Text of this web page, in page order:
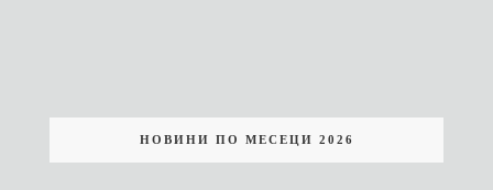
НОВИНИ ПО МЕСЕЦИ 2026